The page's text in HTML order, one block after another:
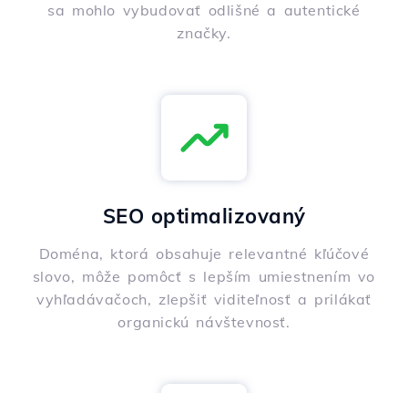
sa mohlo vybudovať odlišné a autentické
značky.
SEO optimalizovaný
Doména, ktorá obsahuje relevantné kľúčové
slovo, môže pomôcť s lepším umiestnením vo
vyhľadávačoch, zlepšiť viditeľnosť a prilákať
organickú návštevnosť.